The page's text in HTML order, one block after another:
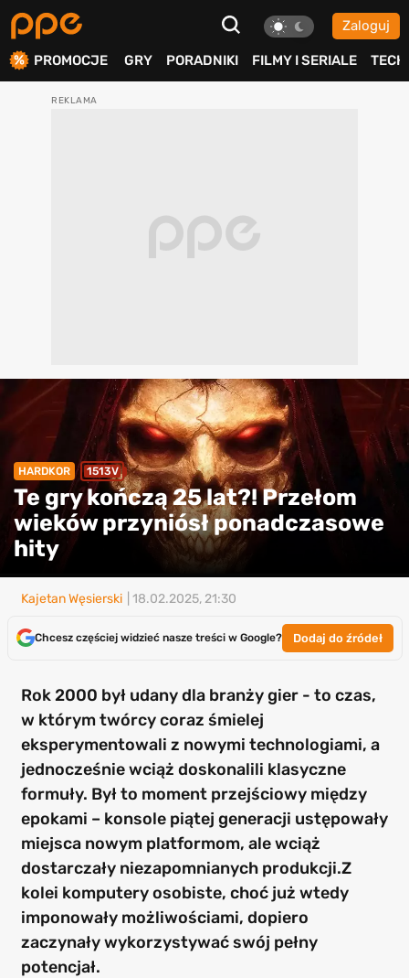
Zaloguj
PROMOCJE GRY PORADNIKI FILMY I SERIALE TECH
HARDKOR 1513V
Te gry kończą 25 lat?! Przełom
wieków przyniósł ponadczasowe
hity
Kajetan Węsierski | 18.02.2025, 21:30
Chcesz częściej widzieć nasze treści w Google? Dodaj do źródeł
Rok 2000 był udany dla branży gier - to czas,
w którym twórcy coraz śmielej
eksperymentowali z nowymi technologiami, a
jednocześnie wciąż doskonalili klasyczne
formuły. Był to moment przejściowy między
epokami – konsole piątej generacji ustępowały
miejsca nowym platformom, ale wciąż
dostarczały niezapomnianych produkcji.Z
kolei komputery osobiste, choć już wtedy
imponowały możliwościami, dopiero
zaczynały wykorzystywać swój pełny
potencjał.